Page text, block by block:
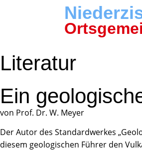
Literatur
Ein
von Prof. Dr. W. Meyer
Der Autor des Standardwerkes
diesem geologischen Führer den